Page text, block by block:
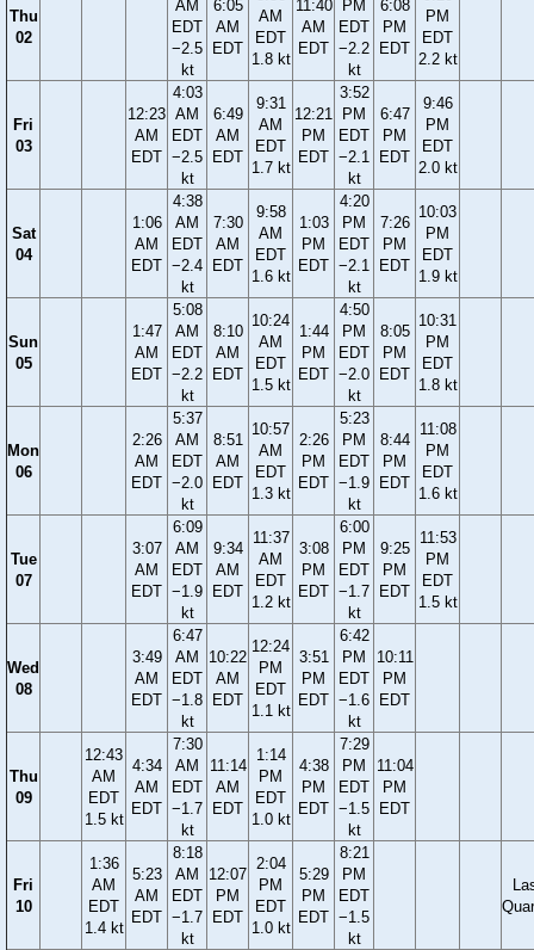
Thu
02
AM
EDT
−2.5
kt
6:05
AM
EDT
AM
EDT
1.8 kt
11:40
AM
EDT
PM
EDT
−2.2
kt
6:08
PM
EDT
PM
EDT
2.2 kt
Fri
03
12:23
AM
EDT
4:03
AM
EDT
−2.5
kt
6:49
AM
EDT
9:31
AM
EDT
1.7 kt
12:21
PM
EDT
3:52
PM
EDT
−2.1
kt
6:47
PM
EDT
9:46
PM
EDT
2.0 kt
Sat
04
1:06
AM
EDT
4:38
AM
EDT
−2.4
kt
7:30
AM
EDT
9:58
AM
EDT
1.6 kt
1:03
PM
EDT
4:20
PM
EDT
−2.1
kt
7:26
PM
EDT
10:03
PM
EDT
1.9 kt
Sun
05
1:47
AM
EDT
5:08
AM
EDT
−2.2
kt
8:10
AM
EDT
10:24
AM
EDT
1.5 kt
1:44
PM
EDT
4:50
PM
EDT
−2.0
kt
8:05
PM
EDT
10:31
PM
EDT
1.8 kt
Mon
06
2:26
AM
EDT
5:37
AM
EDT
−2.0
kt
8:51
AM
EDT
10:57
AM
EDT
1.3 kt
2:26
PM
EDT
5:23
PM
EDT
−1.9
kt
8:44
PM
EDT
11:08
PM
EDT
1.6 kt
Tue
07
3:07
AM
EDT
6:09
AM
EDT
−1.9
kt
9:34
AM
EDT
11:37
AM
EDT
1.2 kt
3:08
PM
EDT
6:00
PM
EDT
−1.7
kt
9:25
PM
EDT
11:53
PM
EDT
1.5 kt
Wed
08
3:49
AM
EDT
6:47
AM
EDT
−1.8
kt
10:22
AM
EDT
12:24
PM
EDT
1.1 kt
3:51
PM
EDT
6:42
PM
EDT
−1.6
kt
10:11
PM
EDT
Thu
09
12:43
AM
EDT
1.5 kt
4:34
AM
EDT
7:30
AM
EDT
−1.7
kt
11:14
AM
EDT
1:14
PM
EDT
1.0 kt
4:38
PM
EDT
7:29
PM
EDT
−1.5
kt
11:04
PM
EDT
Fri
10
1:36
AM
EDT
1.4 kt
5:23
AM
EDT
8:18
AM
EDT
−1.7
kt
12:07
PM
EDT
2:04
PM
EDT
1.0 kt
5:29
PM
EDT
8:21
PM
EDT
−1.5
kt